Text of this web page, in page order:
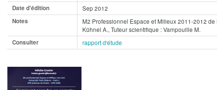
Date d'édition
Sep 2012
Notes
M2 Professionnel Espace et Milieux 2011-2012
Kühnel A., Tuteur scientifique : Vampouille M.
Consulter
rapport d'étude